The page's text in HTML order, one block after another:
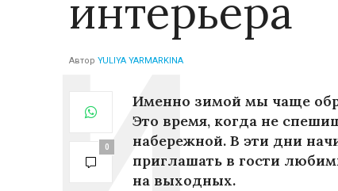
интерьера
Автор YULIYA YARMARKINA
0
Именно зимой мы чаще
Это время, когда не
набережной. В эти дни
приглашать в гости
на выходных.